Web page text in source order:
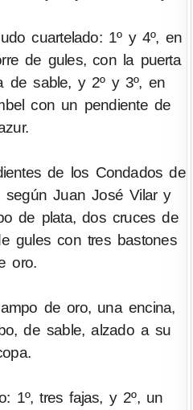
cuartelado: 1º y 4º, en
de gules, con la puerta
de sable, y 2º y 3º, en
con un pendiente de
de los Condados de
según Juan José Vilar y
de plata, dos cruces de
gules con tres bastones
oro.
de oro, una encina,
de sable, alzado a su
1º, tres fajas, y 2º, un